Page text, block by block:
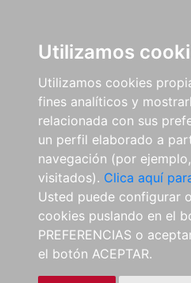
Utilizamos
Utilizamos cookies
fines analíticos y
relacionada con sus
un perfil elaborado a
navegación (por
visitados). Clica aquí
Usted puede configurar
cookies puslando en el
PREFERENCIAS o
el botón ACEPTAR.